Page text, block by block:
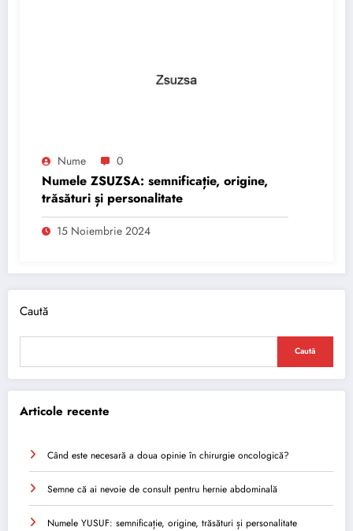
Nume 0
Numele ZSUZSA: semnificație, origine,
trăsături și personalitate
15 Noiembrie 2024
Caută
Caută
Articole recente
Când este necesară a doua opinie în chirurgie oncologică?
Semne că ai nevoie de consult pentru hernie abdominală
Numele YUSUF: semnificație, origine, trăsături și personalitate